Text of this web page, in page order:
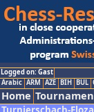
Logged on: Gast
Arabic ARM AZE BIH BUL
Home